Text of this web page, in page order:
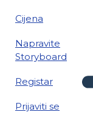
Cijena
Napravite
Storyboard
Registar
Prijaviti se